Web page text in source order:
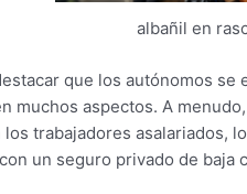
albañil en
que los autónomos
muchos aspectos. A
trabajadores asalariados,
un seguro privado de baja